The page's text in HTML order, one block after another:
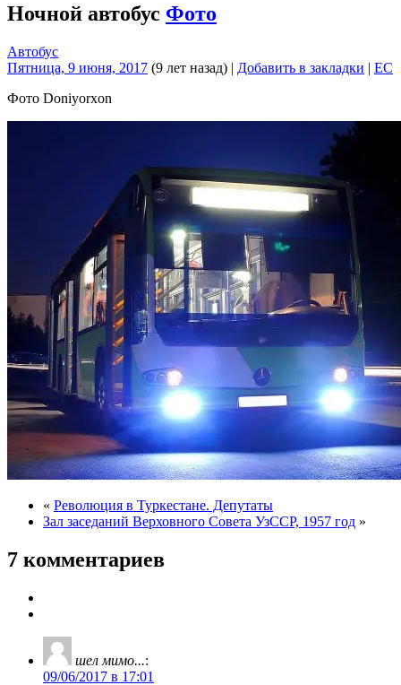
Ночной автобус Фото
Автобус
Пятница, 9 июня, 2017 (9 лет назад) | Добавить в закладки | EC
Фото Doniyorxon
« Революция в Туркестане. Депутаты
Зал заседаний Верховного Совета УзССР, 1957 год »
7 комментариев
шел мимо...:
09/06/2017 в 17:01